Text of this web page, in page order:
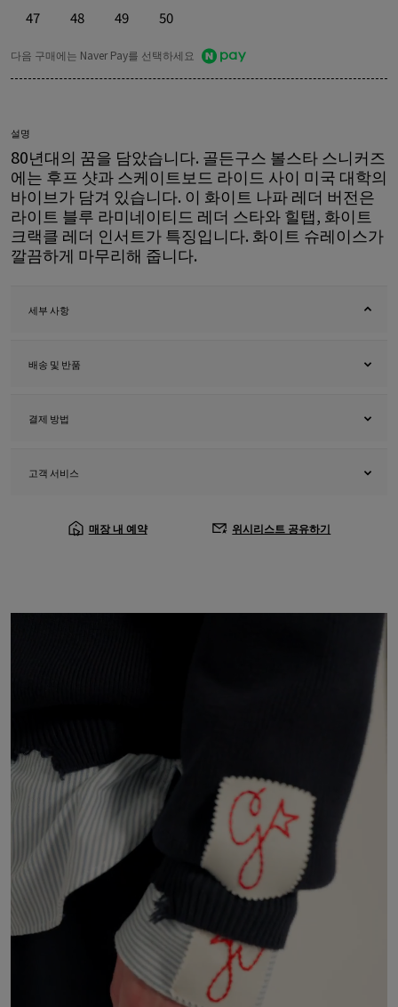
47
48 49 50
다음 구매에는 Naver Pay를 선택하세요
설명
80년대의 꿈을 담았습니다. 골든구스 볼스타 스니커즈
에는 후프 샷과 스케이트보드 라이드 사이 미국 대학의
바이브가 담겨 있습니다. 이 화이트 나파 레더 버전은
라이트 블루 라미네이티드 레더 스타와 힐탭, 화이트
크랙클 레더 인서트가 특징입니다. 화이트 슈레이스가
깔끔하게 마무리해 줍니다.
세부 사항
배송 및 반품
결제 방법
고객 서비스
매장 내 예약 위시리스트 공유하기